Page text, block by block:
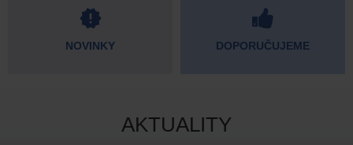
NOVINKY DOPORUČUJEME
AKTUALITY